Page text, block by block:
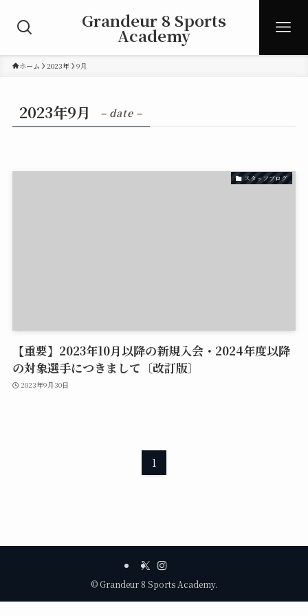
Grandeur 8 Sports
Academy
ホーム 2023年 9月
2023年9月 – date –
スタッフブログ
【重要】2023年10月以降の新規入会・2024年度以降
の対象選手につきまして〔改訂版〕
2023年9月30日
1
© Grandeur 8 Sports Academy.